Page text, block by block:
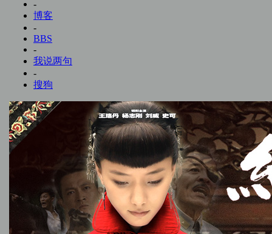
-
博客
-
BBS
-
我说两句
-
搜狗